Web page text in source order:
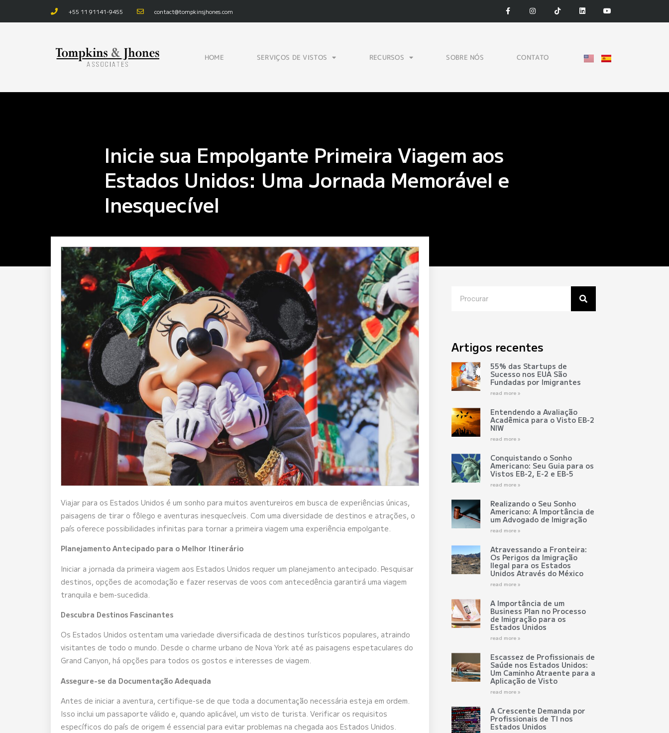
+55 11 91141-9455 contact@tompkinsjhones.com
HOME SERVIÇOS DE VISTOS RECURSOS SOBRE NÓS CONTATO
Inicie sua Empolgante Primeira Viagem aos
Estados Unidos: Uma Jornada Memorável e
Inesquecível
Viajar para os Estados Unidos é um sonho para muitos aventureiros em busca de experiências únicas,
paisagens de tirar o fôlego e aventuras inesquecíveis. Com uma diversidade de destinos e atrações, o
país oferece possibilidades infinitas para tornar a primeira viagem uma experiência empolgante.
Planejamento Antecipado para o Melhor Itinerário
Iniciar a jornada da primeira viagem aos Estados Unidos requer um planejamento antecipado. Pesquisar
destinos, opções de acomodação e fazer reservas de voos com antecedência garantirá uma viagem
tranquila e bem-sucedida.
Descubra Destinos Fascinantes
Os Estados Unidos ostentam uma variedade diversificada de destinos turísticos populares, atraindo
visitantes de todo o mundo. Desde o charme urbano de Nova York até as paisagens espetaculares do
Grand Canyon, há opções para todos os gostos e interesses de viagem.
Assegure-se da Documentação Adequada
Antes de iniciar a aventura, certifique-se de que toda a documentação necessária esteja em ordem.
Isso inclui um passaporte válido e, quando aplicável, um visto de turista. Verificar os requisitos
específicos do país de origem é essencial para evitar problemas na chegada aos Estados Unidos.
Artigos recentes
55% das Startups de
Sucesso nos EUA São
Fundadas por Imigrantes
read more »
Entendendo a Avaliação
Acadêmica para o Visto EB-2
NIW
read more »
Conquistando o Sonho
Americano: Seu Guia para os
Vistos EB-2, E-2 e EB-5
read more »
Realizando o Seu Sonho
Americano: A Importância de
um Advogado de Imigração
read more »
Atravessando a Fronteira:
Os Perigos da Imigração
Ilegal para os Estados
Unidos Através do México
read more »
A Importância de um
Business Plan no Processo
de Imigração para os
Estados Unidos
read more »
Escassez de Profissionais de
Saúde nos Estados Unidos:
Um Caminho Atraente para a
Aplicação de Visto
read more »
A Crescente Demanda por
Profissionais de TI nos
Estados Unidos